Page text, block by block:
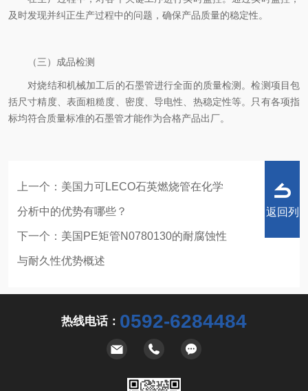
及时发现并纠正生产过程中的问题，确保产品质量的稳定性。
（三）成品检测
对烧结和机械加工后的石墨管进行全面的质量检测。检测项目包
括尺寸精度、表面粗糙度、密度、导电性、热稳定性等。只有各项指
标均符合质量标准的石墨管才能作为合格产品出厂。
上一个： 美国力可LECO石英燃烧管在化学
分析中的优势有哪些？
下一个： 美国PE矩管N0780130的耐腐蚀性
与耐久性优势概述
返回列
热线电话： 0592-6284484